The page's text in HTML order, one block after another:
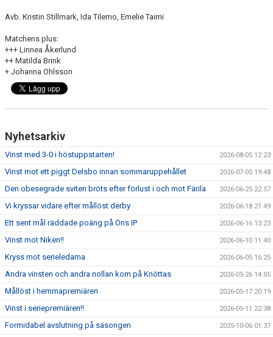
Avb. Kristin Stillmark, Ida Tilemo, Emelie Taimi
Matchens plus:
+++ Linnea Åkerlund
++ Matilda Brink
+ Johanna Ohlsson
Nyhetsarkiv
Vinst med 3-0 i höstuppstarten! 2026-08-05 12:23
Vinst mot ett piggt Delsbo innan sommaruppehållet 2026-07-05 19:48
Den obesegrade sviten bröts efter förlust i och mot Färila 2026-06-25 22:57
Vi kryssar vidare efter mållöst derby 2026-06-18 21:49
Ett sent mål räddade poäng på Öns IP 2026-06-16 13:23
Vinst mot Niken!! 2026-06-10 11:40
Kryss mot serieledarna 2026-06-05 16:25
Andra vinsten och andra nollan kom på Knöttas 2026-05-26 14:05
Mållöst i hemmapremiären 2026-05-17 20:19
Vinst i seriepremiären!! 2026-05-11 22:38
Formidabel avslutning på säsongen 2025-10-06 01:37